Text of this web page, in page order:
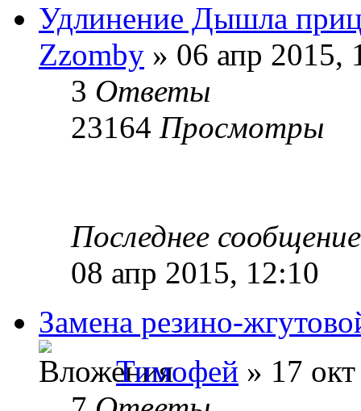
Удлинение Дышла
Zzomby » 06 апр 2015,
3 Ответы
23164 Просмотры
Последнее
08 апр 2015, 12:10
Замена резино-
Тимофей » 17